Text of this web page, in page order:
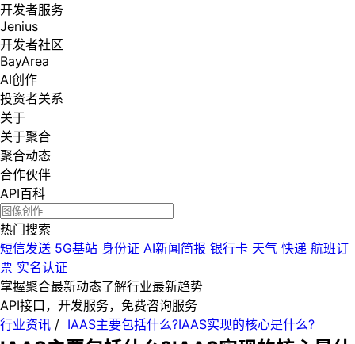
开发者服务
Jenius
开发者社区
BayArea
AI创作
投资者关系
关于
关于聚合
聚合动态
合作伙伴
API百科
热门搜索
短信发送 5G基站 身份证 AI新闻简报 银行卡 天气 快递 航班订
票 实名认证
掌握聚合最新动态了解行业最新趋势
API接口，开发服务，免费咨询服务
行业资讯 / IAAS主要包括什么?IAAS实现的核心是什么?